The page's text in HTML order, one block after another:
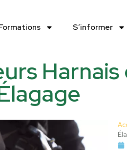
S’informer